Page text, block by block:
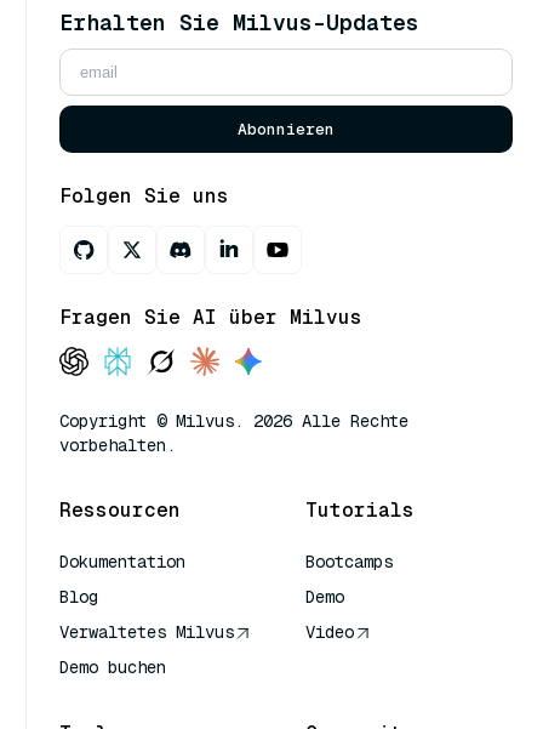
Erhalten Sie Milvus-Updates
Abonnieren
Folgen Sie uns
Fragen Sie AI über Milvus
Copyright © Milvus. 2026 Alle Rechte
vorbehalten.
Ressourcen
Dokumentation
Blog
Verwaltetes Milvus
Demo buchen
Tutorials
Bootcamps
Demo
Video